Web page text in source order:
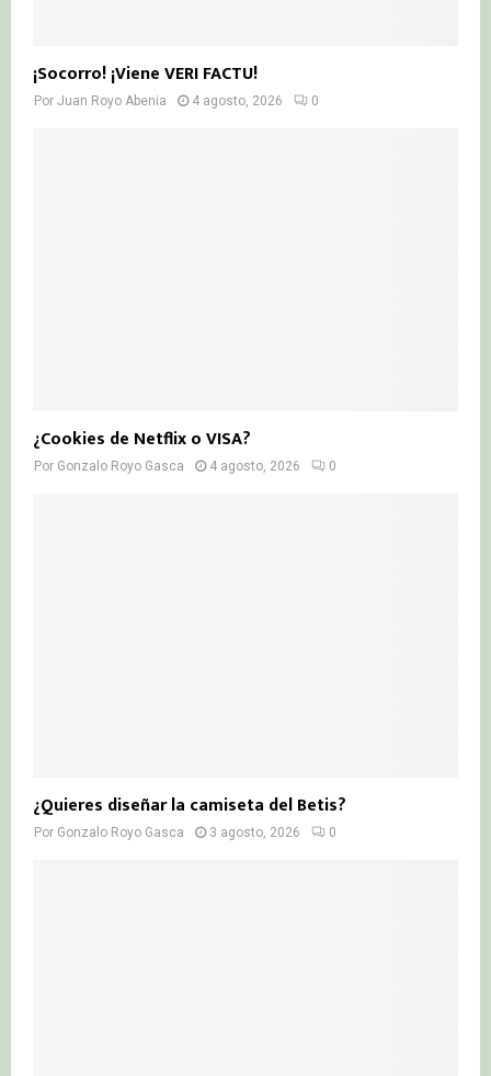
¡Socorro! ¡Viene VERI FACTU!
Por Juan Royo Abenia 4 agosto, 2026 0
¿Cookies de Netflix o VISA?
Por Gonzalo Royo Gasca 4 agosto, 2026 0
¿Quieres diseñar la camiseta del Betis?
Por Gonzalo Royo Gasca 3 agosto, 2026 0